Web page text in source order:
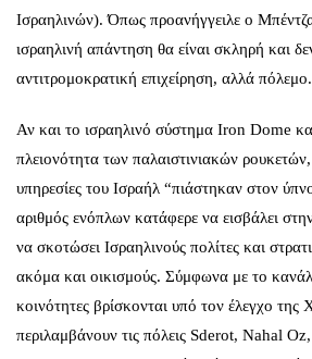
Ισραηλινών). Όπως προανήγγειλε ο
ισραηλινή απάντηση θα είναι σκληρή και
αντιτρομοκρατική επιχείρηση, αλλά πόλεμο.
Αν και το ισραηλινό σύστημα Iron Dome
πλειονότητα των παλαιστινιακών
υπηρεσίες του Ισραήλ “πιάστηκαν στον
αριθμός ενόπλων κατάφερε να εισβάλει
να σκοτώσει Ισραηλινούς πολίτες και
ακόμα και οικισμούς. Σύμφωνα με το
κοινότητες βρίσκονται υπό τον έλεγχο της
περιλαμβάνουν τις πόλεις Sderot, Nahal